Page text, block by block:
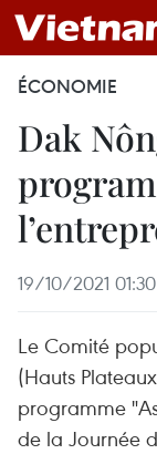
ÉCONOMIE
Dak
19/10/2021 01:30
Le Comité
(Hauts
programme
de la Journée